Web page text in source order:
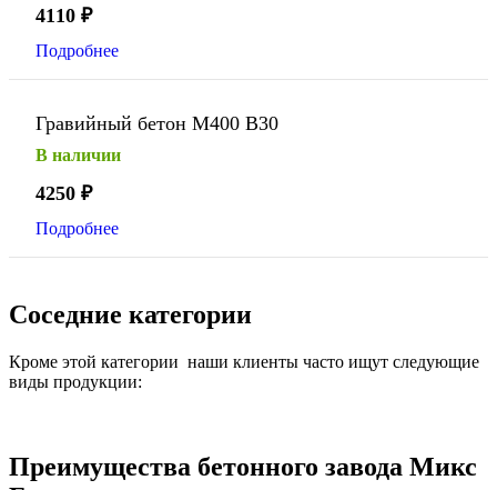
4110 ₽
Подробнее
Гравийный бетон М400 В30
В наличии
4250 ₽
Подробнее
Соседние категории
Кроме этой категории наши клиенты часто ищут следующие
виды продукции:
Преимущества бетонного завода Микс